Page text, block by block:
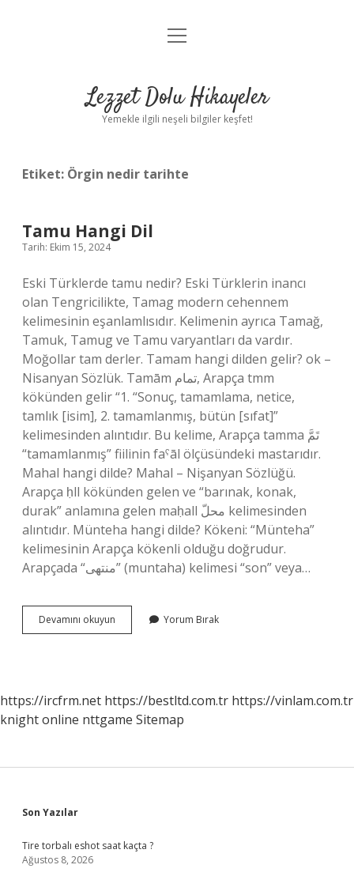
Anasayfa
Yasal Uyarı
menüyü
Lezzet Dolu Hikayeler
Yemekle ilgili neşeli bilgiler keşfet!
Etiket: Örgin nedir tarihte
Tamu Hangi Dil
Tarih: Ekim 15, 2024
Eski Türklerde tamu nedir? Eski Türklerin inancı
olan Tengricilikte, Tamag modern cehennem
kelimesinin eşanlamlısıdır. Kelimenin ayrıca Tamağ,
Tamuk, Tamug ve Tamu varyantları da vardır.
Moğollar tam derler. Tamam hangi dilden gelir? ok –
Nisanyan Sözlük. Tamām تمام, Arapça tmm
kökünden gelir “1. “Sonuç, tamamlama, netice,
tamlık [isim], 2. tamamlanmış, bütün [sıfat]”
kelimesinden alıntıdır. Bu kelime, Arapça tamma تَمَّ
“tamamlanmış” fiilinin faˁāl ölçüsündeki mastarıdır.
Mahal hangi dilde? Mahal – Nişanyan Sözlüğü.
Arapça ḥll kökünden gelen ve “barınak, konak,
durak” anlamına gelen maḥall محلّ kelimesinden
alıntıdır. Münteha hangi dilde? Kökeni: “Münteha”
kelimesinin Arapça kökenli olduğu doğrudur.
Arapçada “منتهى” (muntaha) kelimesi “son” veya…
Devamını okuyun
Hangi
Yorum Bırak
https://ircfrm.net https://bestltd.com.tr https://vinlam.com.tr
knight online nttgame Sitemap
Sidebar
Son Yazılar
Tire torbalı eshot saat kaçta ?
Ağustos 8, 2026